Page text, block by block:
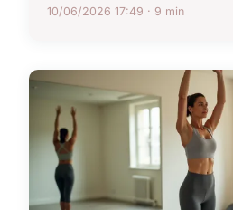
10/06/2026 17:49 · 9 min